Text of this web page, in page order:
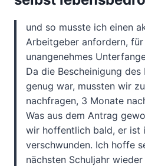
und so musste ich einen
Arbeitgeber anfordern,
unangenehmes
Da die Bescheinigung
genug war, mussten wir
nachfragen, 3 Monate
Was aus dem Antrag
wir hoffentlich bald, er ist
verschwunden. Ich hoffe
nächsten Schuljahr